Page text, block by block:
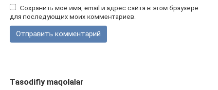
Сохранить моё имя, email и адрес сайта в этом браузере
для последующих моих комментариев.
Tasodifiy maqolalar